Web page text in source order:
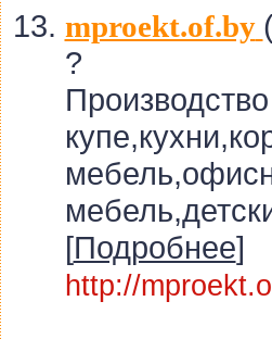
mproekt.of.by
?
[Подробнее]
http://